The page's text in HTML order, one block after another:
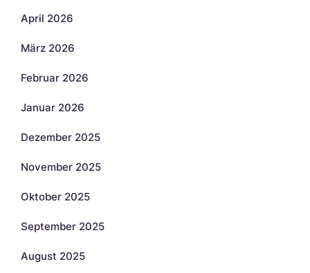
April 2026
März 2026
Februar 2026
Januar 2026
Dezember 2025
November 2025
Oktober 2025
September 2025
August 2025